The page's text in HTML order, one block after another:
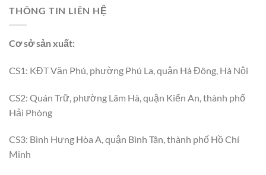
THÔNG TIN LIÊN HỆ
Cơ sở sản xuất:
CS1: KĐT Văn Phú, phường Phú La, quận Hà Đông, Hà Nội
CS2: Quán Trữ, phường Lãm Hà, quận Kiến An, thành phố
Hải Phòng
CS3: Bình Hưng Hòa A, quận Bình Tân, thành phố Hồ Chí
Minh